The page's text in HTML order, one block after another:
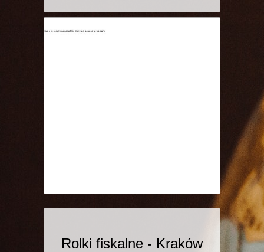
Rolki fiskalne - Kraków